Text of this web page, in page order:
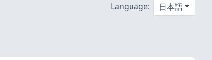
Language: 日本語